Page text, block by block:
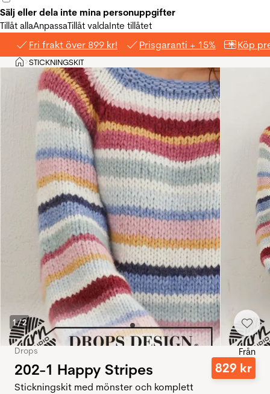
Sälj eller dela inte mina personuppgifter
Tillåt allaAnpassaTillåt valdaInte tillåtet
Fri frakt över 899 kr! Prisgaranti + 15% Köp
Hem
>STICKNINGSKIT
1/2
Drops
202-1 Happy Stripes
Från
829 kr
Stickningskit med mönster och komplett